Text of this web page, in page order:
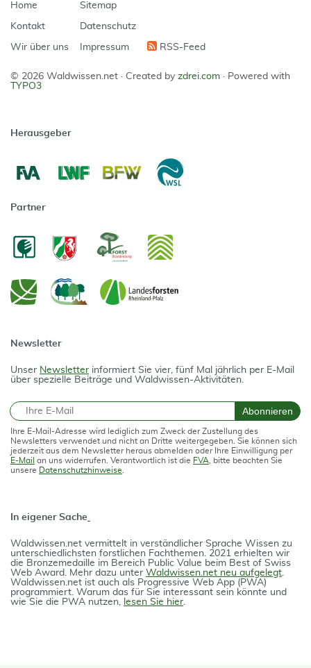
Home
Kontakt
Wir über uns
Sitemap
Datenschutz
Impressum RSS-Feed
© 2026 Waldwissen.net · Created by zdrei.com · Powered with
TYPO3
Herausgeber
Partner
Newsletter
Unser Newsletter informiert Sie vier, fünf Mal jährlich per E-Mail
über spezielle Beiträge und Waldwissen-Aktivitäten.
E-Mail Abonnieren
Ihre E-Mail-Adresse wird lediglich zum Zweck der Zustellung des
Newsletters verwendet und nicht an Dritte weitergegeben. Sie können sich
jederzeit aus dem Newsletter heraus abmelden oder Ihre Einwilligung per
E-Mail an uns widerrufen. Verantwortlich ist die FVA , bitte beachten Sie
unsere Datenschutzhinweise
In eigener Sache
Waldwissen.net vermittelt in verständlicher Spra­che Wissen zu
unterschiedlichsten forstlichen Fach­themen. 2021 erhielten wir
die Bron­ze­medail­le im Bereich Public Value beim Best of Swiss
Web Award. Mehr dazu unter Waldwissen.net neu aufgelegt.
Waldwissen.net ist auch als Progres­si­ve Web App (PWA)
programmiert. Warum das für Sie interessant sein könnte und
wie Sie die PWA nutzen, lesen Sie hier.